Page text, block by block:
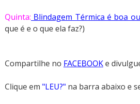
Quinta: Blindagem Térmica é boa
que é e o que ela faz?)
Compartilhe no FACEBOOKe
Clique em "LEU?" na barra abaixo e